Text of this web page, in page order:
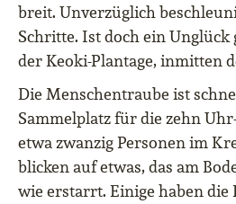
breit. Unverzüglich
Schritte. Ist doch ein Unglück
der Keoki-Plantage, inmitten
Die Menschentraube ist
Sammelplatz für die zehn
etwa zwanzig Personen im
blicken auf etwas, das am
wie erstarrt. Einige haben